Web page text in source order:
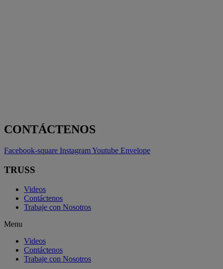
CONTÁCTENOS
Facebook-square InstagramYoutube Envelope
TRUSS
Videos
Contáctenos
Trabaje con Nosotros
Menu
Videos
Contáctenos
Trabaje con Nosotros